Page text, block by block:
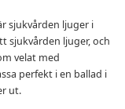
sjukvården ljuger i
sjukvården ljuger, och
velat med
perfekt i en ballad i
ut.